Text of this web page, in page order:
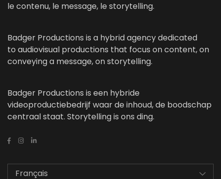
le contenu, le message, le storytelling.
Badger Productions is a hybrid agency dedicated
to audiovisual productions that focus on content, on
conveying a message, on storytelling.
Badger Productions is een hybride
videoproductiebedrijf waar de inhoud, de boodschap
centraal staat. Storytelling is ons ding.